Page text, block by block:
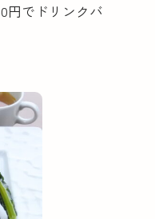
円でドリンクバ